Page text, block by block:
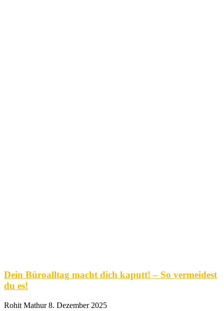
Dein Büroalltag macht dich kaputt! – So vermeidest
du es!
Rohit Mathur8. Dezember 2025